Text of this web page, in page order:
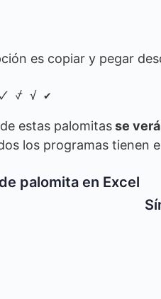
es copiar y pegar
⍻ √ ✔️
estas palomitasse
los programas tienen
palomita en Excel